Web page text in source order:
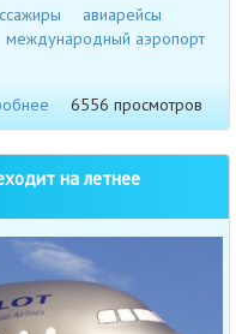
авиарейсы
международный аэропорт
6556 просмотров
на летнее